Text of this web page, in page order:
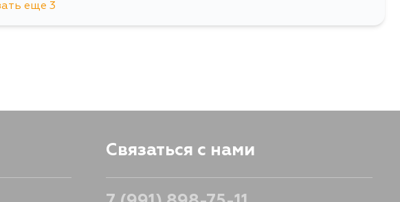
еще 3
Связаться с нами